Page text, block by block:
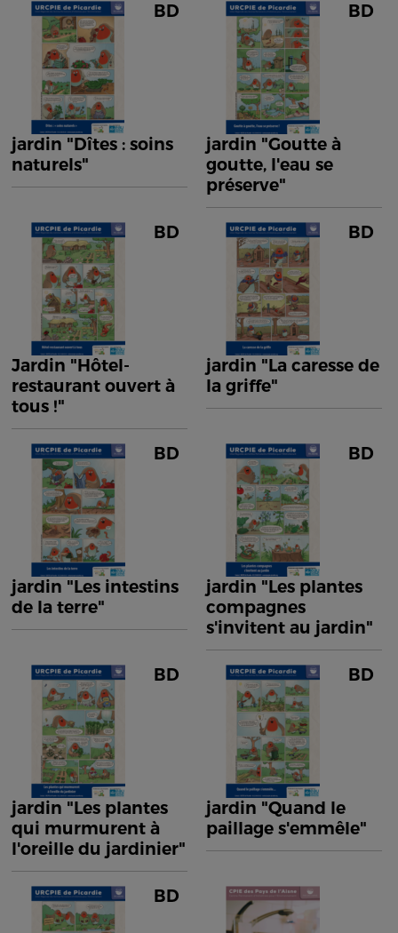
BD
jardin "Dîtes : soins
naturels"
BD
jardin "Goutte à
goutte, l'eau se
préserve"
BD
Jardin "Hôtel-
restaurant ouvert à
tous !"
BD
jardin "La caresse de
la griffe"
BD
jardin "Les intestins
de la terre"
BD
jardin "Les plantes
compagnes
s'invitent au jardin"
BD
jardin "Les plantes
qui murmurent à
l'oreille du jardinier"
BD
jardin "Quand le
paillage s'emmêle"
BD